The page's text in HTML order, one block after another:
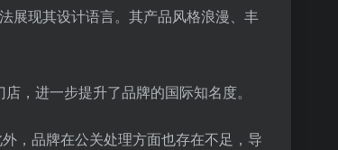
展现其设计语言。其产品风格浪漫、丰
，进一步提升了品牌的国际知名度。
，品牌在公关处理方面也存在不足，导